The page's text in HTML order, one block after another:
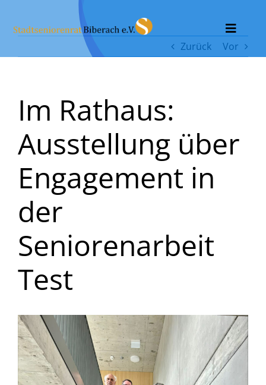
Inhalt
springen
Toggle
Home
Vorstand
Aktivitäten
Info
Pflegeheime
Presse
Zurück Vor
Im Rathaus:
Ausstellung über
Engagement in
der
Seniorenarbeit
Test